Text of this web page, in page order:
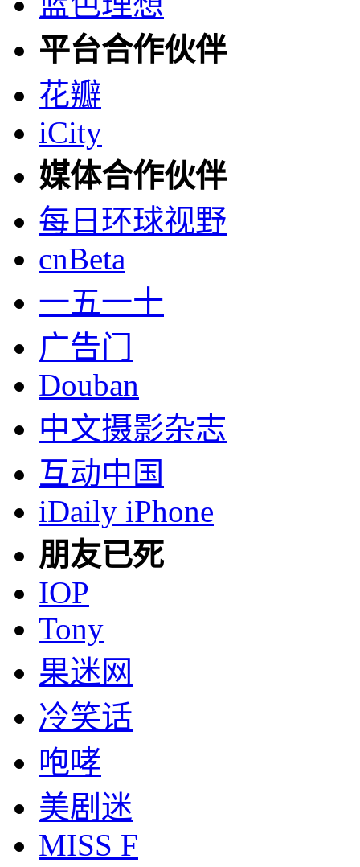
平台合作伙伴
花瓣
iCity
媒体合作伙伴
每日环球视野
cnBeta
一五一十
广告门
Douban
中文摄影杂志
互动中国
iDaily iPhone
朋友已死
IOP
Tony
果迷网
冷笑话
咆哮
美剧迷
MISS F